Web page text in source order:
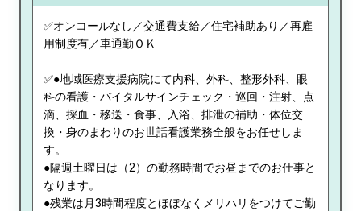
✅オンコールなし／交通費支給／住宅補助あり／再雇
用制度有／車通勤ＯＫ
✅●地域医療支援病院にて内科、外科、整形外科、眼
科の看護・バイタルサインチェック・巡回・注射、点
滴、採血・移送・食事、入浴、排泄の補助・体位交
換・身のまわりのお世話看護業務全般をお任せしま
す。
●隔週土曜日は（2）の勤務時間でお昼までのお仕事と
なります。
●残業は月3時間程度とほぼなくメリハリをつけてご勤